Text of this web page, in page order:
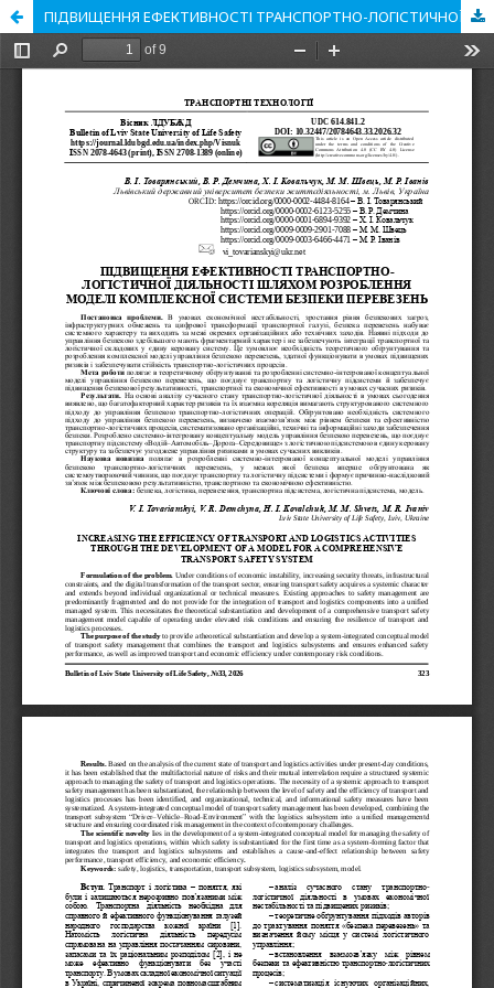
ПІДВИЩЕННЯ ЕФЕКТИВНОСТІ ТРАНСПОРТНО-ЛОГІСТИЧНОЇ ДІЯЛЬНОСТІ ШЛЯХОМ РОЗРОБЛЕННЯ МОДЕЛІ КОМПЛЕКСНОЇ СИСТЕМИ БЕЗПЕКИ ПЕРЕВЕЗЕНЬ